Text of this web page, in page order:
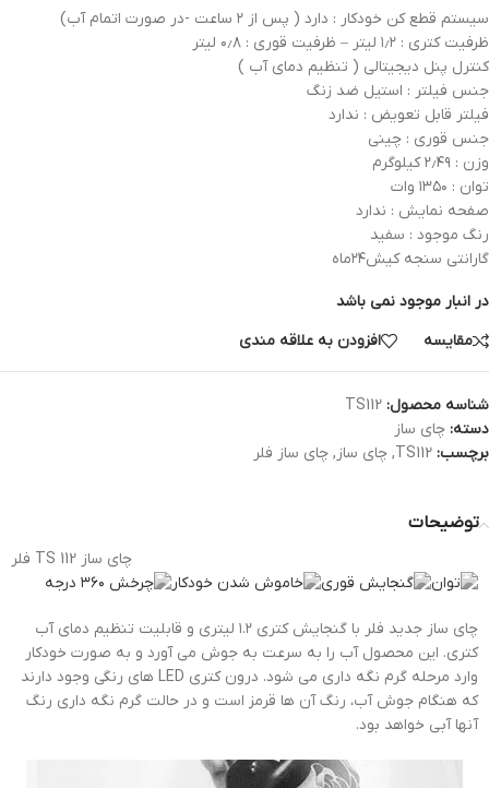
سیستم قطع کن خودکار : دارد ( پس از ۲ ساعت -در صورت اتمام آب)
ظرفیت کتری : ۱٫۲ لیتر – ظرفیت قوری : ۰٫۸ لیتر
کنترل پنل دیجیتالی ( تنظیم دمای آب )
جنس فیلتر : استیل ضد زنگ
فیلتر قابل تعویض : ندارد
جنس قوری : چینی
وزن : ۲٫۴۹ کیلوگرم
توان : ۱۳۵۰ وات
صفحه نمایش : ندارد
رنگ موجود : سفید
گارانتی سنجه کیش۲۴ماه
در انبار موجود نمی باشد
مقایسه
افزودن به علاقه مندی
شناسه محصول: TS112
دسته: چای ساز
برچسب: TS112
, چای ساز, چای ساز فلر
توضیحات
چای ساز TS 112 فلر
چای ساز جدید فلر با گنجایش کتری ۱.۲ لیتری و قابلیت تنظیم دمای آب
کتری. این محصول آب را به سرعت به جوش می آورد و به صورت خودکار
وارد مرحله گرم نگه داری می شود. درون کتری LED های رنگی وجود دارند
که هنگام جوش آب، رنگ آن ها قرمز است و در حالت گرم نگه داری رنگ
آنها آبی خواهد بود.